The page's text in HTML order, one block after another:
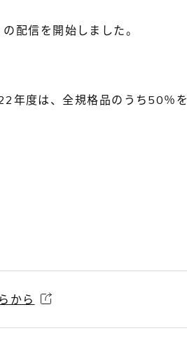
配信を開始しました。
年度は、全規格品のうち50％
から